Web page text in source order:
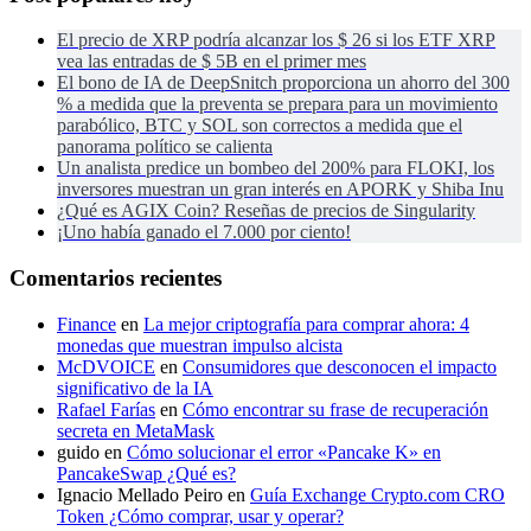
El precio de XRP podría alcanzar los $ 26 si los ETF XRP
vea las entradas de $ 5B en el primer mes
El bono de IA de DeepSnitch proporciona un ahorro del 300
% a medida que la preventa se prepara para un movimiento
parabólico, BTC y SOL son correctos a medida que el
panorama político se calienta
Un analista predice un bombeo del 200% para FLOKI, los
inversores muestran un gran interés en APORK y Shiba Inu
¿Qué es AGIX Coin? Reseñas de precios de Singularity
¡Uno había ganado el 7.000 por ciento!
Comentarios recientes
Finance en La mejor criptografía para comprar ahora: 4
monedas que muestran impulso alcista
McDVOICE en Consumidores que desconocen el impacto
significativo de la IA
Rafael Farías en Cómo encontrar su frase de recuperación
secreta en MetaMask
guido en Cómo solucionar el error «Pancake K» en
PancakeSwap ¿Qué es?
Ignacio Mellado Peiro en Guía Exchange Crypto.com CRO
Token ¿Cómo comprar, usar y operar?